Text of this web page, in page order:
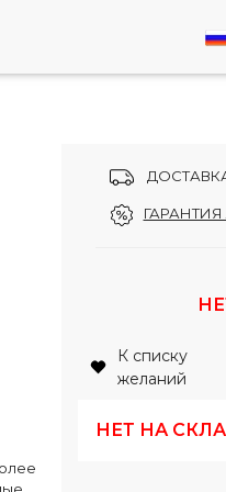
К списку
желаний
НЕТ НА